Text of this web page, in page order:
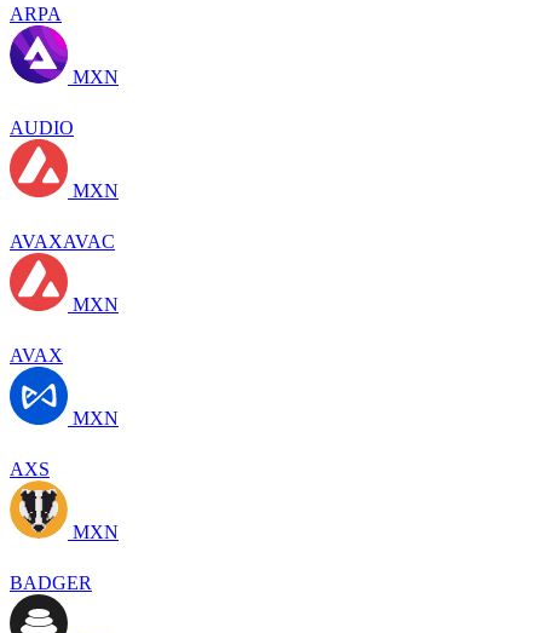
ARPA
MXN
AUDIO
MXN
AVAXAVAC
MXN
AVAX
MXN
AXS
MXN
BADGER